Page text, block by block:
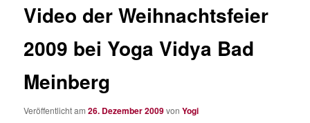
Video der Weihnachtsfeier
2009 bei Yoga Vidya Bad
Meinberg
Veröffentlicht am26. Dezember 2009vonYogi